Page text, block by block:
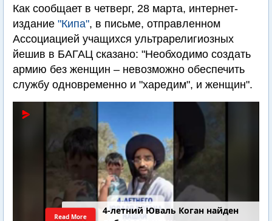
Как сообщает в четверг, 28 марта, интернет-
издание "Кипа", в письме, отправленном
Ассоциацией учащихся ультрарелигиозных
йешив в БАГАЦ сказано: "Необходимо создать
армию без женщин – невозможно обеспечить
службу одновременно и "харедим", и женщин".
4-летний Юваль Коган найден
Read More